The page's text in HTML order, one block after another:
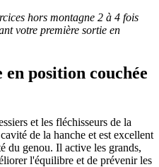
hors montagne 2 à 4 fois
votre première sortie en
position couchée
et les fléchisseurs de la
de la hanche et est excellent
du genou. Il active les grands,
l'équilibre et de prévenir les